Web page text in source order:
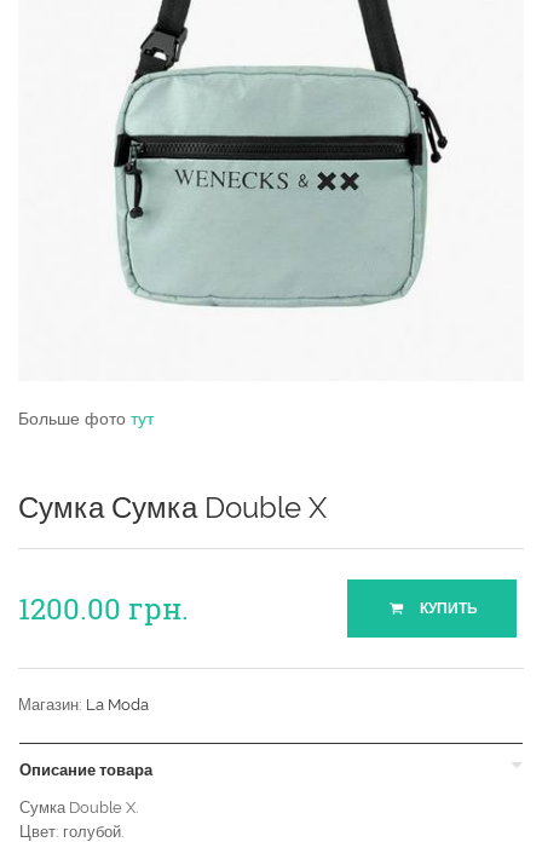
Больше фото тут
Сумка Сумка Double X
1200.00 грн. КУПИТЬ
Магазин: La Moda
Описание товара
Сумка Double X.
Цвет: голубой.